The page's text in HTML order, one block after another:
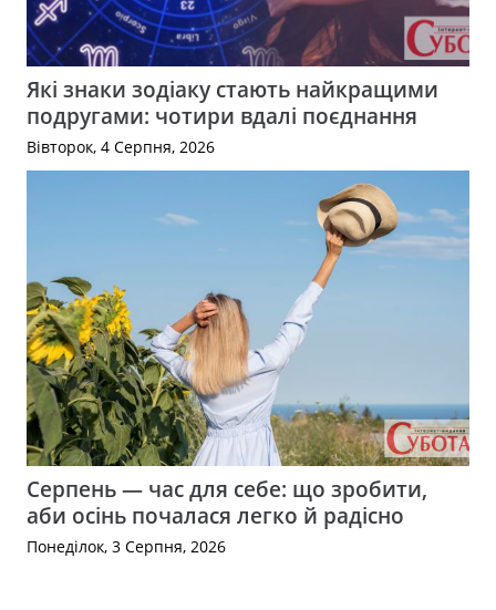
Які знаки зодіаку стають найкращими
подругами: чотири вдалі поєднання
Вівторок, 4 Серпня, 2026
Серпень — час для себе: що зробити,
аби осінь почалася легко й радісно
Понеділок, 3 Серпня, 2026